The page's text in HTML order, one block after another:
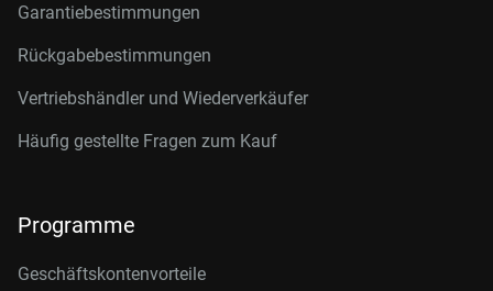
Garantiebestimmungen
Rückgabebestimmungen
Vertriebshändler und Wiederverkäufer
Häufig gestellte Fragen zum Kauf
Programme
Geschäftskontenvorteile